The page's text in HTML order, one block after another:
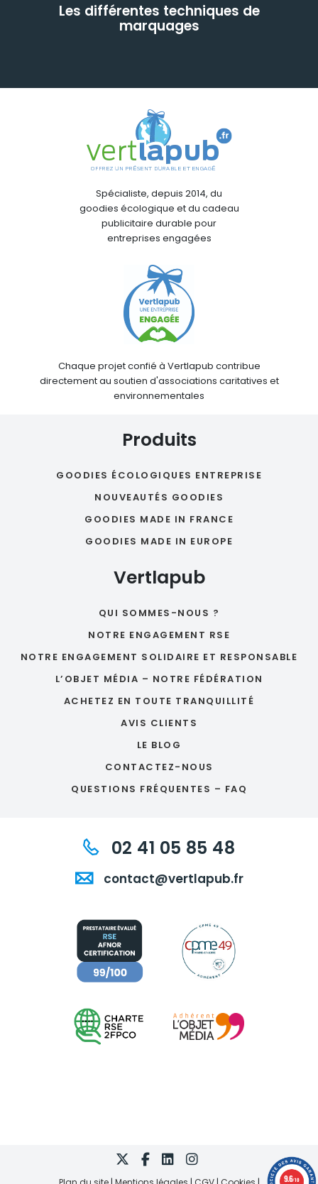
Les différentes techniques de
marquages
Spécialiste, depuis 2014, du
goodies écologique et du cadeau
publicitaire durable pour
entreprises engagées
Chaque projet confié à Vertlapub contribue
directement au soutien d'associations caritatives et
environnementales
Produits
GOODIES ÉCOLOGIQUES ENTREPRISE
NOUVEAUTÉS GOODIES
GOODIES MADE IN FRANCE
GOODIES MADE IN EUROPE
Vertlapub
QUI SOMMES-NOUS ?
NOTRE ENGAGEMENT RSE
NOTRE ENGAGEMENT SOLIDAIRE ET RESPONSABLE
L’OBJET MÉDIA – NOTRE FÉDÉRATION
ACHETEZ EN TOUTE TRANQUILLITÉ
AVIS CLIENTS
LE BLOG
CONTACTEZ-NOUS
QUESTIONS FRÉQUENTES – FAQ
02 41 05 85 48
contact@vertlapub.fr
9.6/10